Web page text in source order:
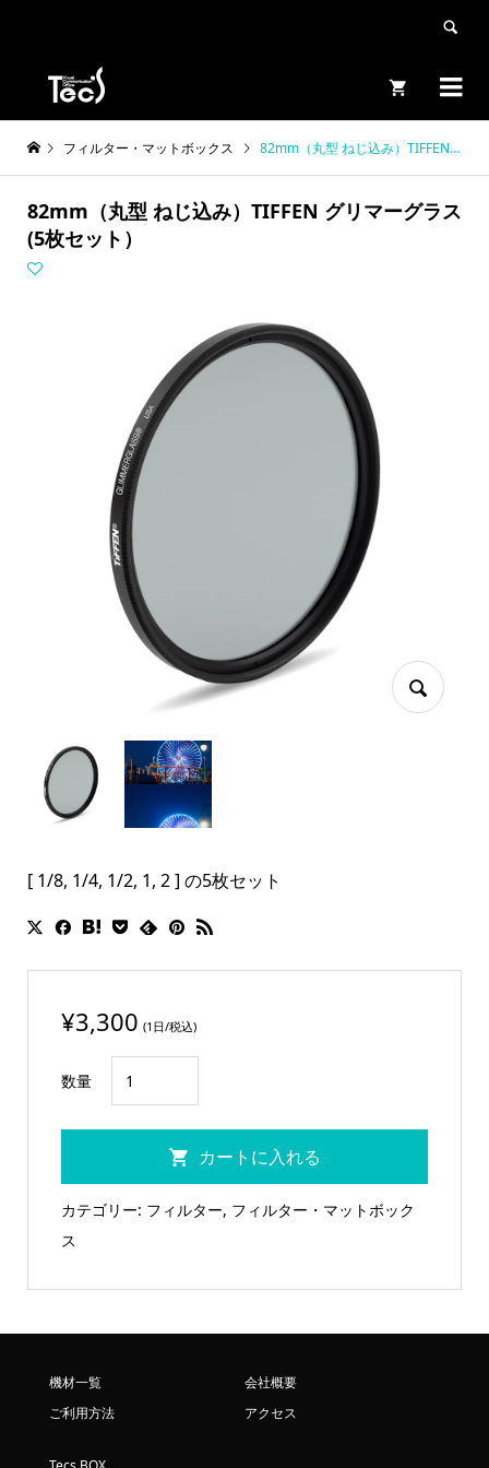


フィルター・マットボックス 82mm（丸型 ねじ込み）TIFFEN グリマーグラス (5枚セット）
82mm（丸型 ねじ込み）TIFFEN グリマーグラス
(5枚セット）
[ 1/8, 1/4, 1/2, 1, 2 ] の5枚セット
¥3,300 (1日/税込)
数量
型
ね
み）
グ
カートに入れる
カテゴリー: フィルター, フィルター・マットボック
ス
機材一覧
ご利用方法
会社概要
アクセス